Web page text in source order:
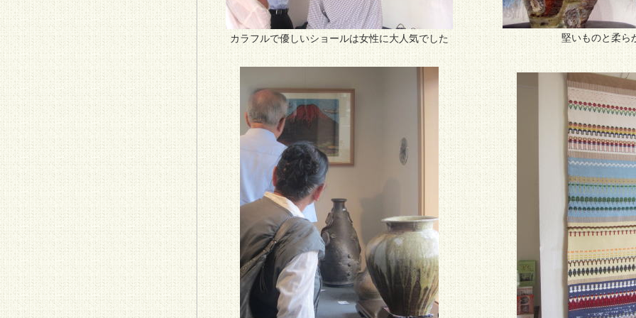
カラフルで優しいショールは女性に大人気でした 堅いものと柔ら